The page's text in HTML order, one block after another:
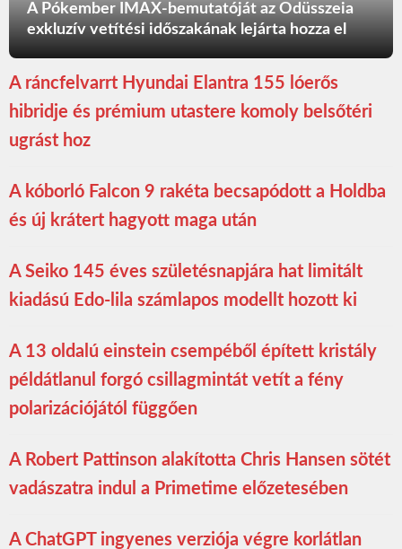
A Pókember IMAX-bemutatóját az Odüsszeia
exkluzív vetítési időszakának lejárta hozza el
A ráncfelvarrt Hyundai Elantra 155 lóerős
hibridje és prémium utastere komoly belsőtéri
ugrást hoz
A kóborló Falcon 9 rakéta becsapódott a Holdba
és új krátert hagyott maga után
A Seiko 145 éves születésnapjára hat limitált
kiadású Edo-lila számlapos modellt hozott ki
A 13 oldalú einstein csempéből épített kristály
példátlanul forgó csillagmintát vetít a fény
polarizációjától függően
A Robert Pattinson alakította Chris Hansen sötét
vadászatra indul a Primetime előzetesében
A ChatGPT ingyenes verziója végre korlátlan